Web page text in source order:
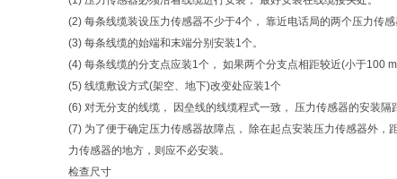
(2) 每条线缆装设压力传感器不少于4个， 靠近电话局的两个压力传感
(3) 每条线缆的始端和末端分别安装1个。
(4) 每条线缆的分支点应装1个， 如果两个分支点相距较近(小于100
(5) 线缆敷设方式(架空、地下)改变处应装1个
(6) 对无分支的线缆， 因垒线的线缆程式一致， 压力传感器的安装隔
(7) 为了便于确定压力传感器故障点， 除在起点安装压力传感器外
力传感器的地方，则应不必安装。
检查尺寸